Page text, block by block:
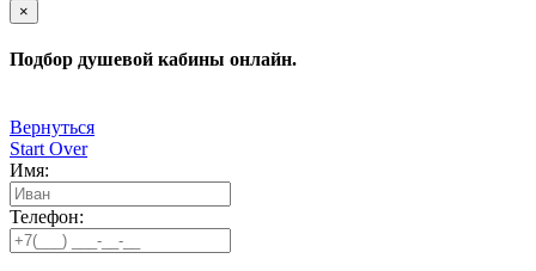
×
Подбор душевой кабины онлайн.
Вернуться
Start Over
Имя:
Телефон: